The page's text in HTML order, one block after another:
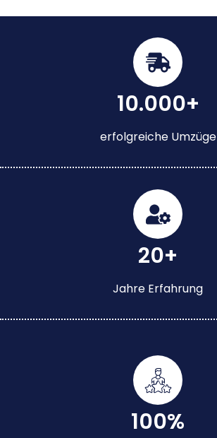
10.000+
erfolgreiche Umzüge
20+
Jahre Erfahrung
100%